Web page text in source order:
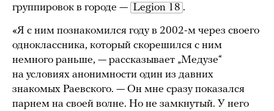
группировок в городе — Legion 18 .
«Я с ним познакомился году в 2002-м через своего
одноклассника, который скорешился с ним
немного раньше, — рассказывает „Медузе“
на условиях анонимности один из давних
знакомых Раевского. — Он мне сразу показался
парнем на своей волне. Но не замкнутый. У него